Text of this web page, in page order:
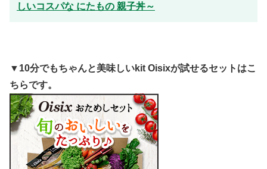
しいコスパな にたもの 親子丼～
▼10分でもちゃんと美味しいkit Oisixが試せるセットはこ
ちらです。